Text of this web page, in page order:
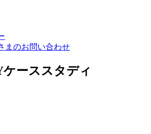
まのお問い合わせ
ケーススタディ